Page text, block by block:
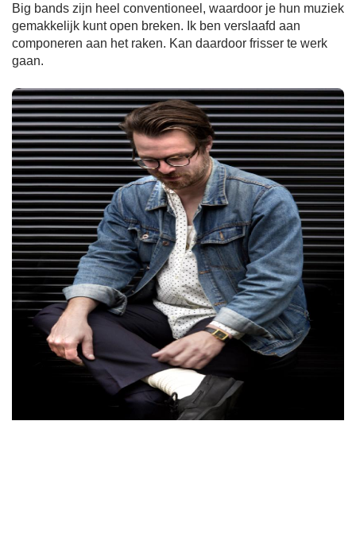
Big bands zijn heel conventioneel, waardoor je hun muziek
gemakkelijk kunt open breken. Ik ben verslaafd aan
componeren aan het raken. Kan daardoor frisser te werk
gaan.